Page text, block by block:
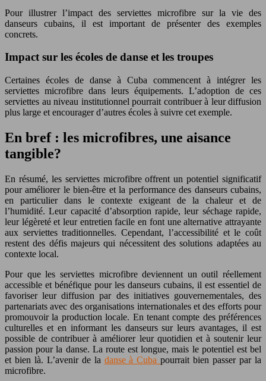
Pour illustrer l’impact des serviettes microfibre sur la vie des
danseurs cubains, il est important de présenter des exemples
concrets.
Impact sur les écoles de danse et les troupes
Certaines écoles de danse à Cuba commencent à intégrer les
serviettes microfibre dans leurs équipements. L’adoption de ces
serviettes au niveau institutionnel pourrait contribuer à leur diffusion
plus large et encourager d’autres écoles à suivre cet exemple.
En bref : les microfibres, une aisance
tangible?
En résumé, les serviettes microfibre offrent un potentiel significatif
pour améliorer le bien-être et la performance des danseurs cubains,
en particulier dans le contexte exigeant de la chaleur et de
l’humidité. Leur capacité d’absorption rapide, leur séchage rapide,
leur légèreté et leur entretien facile en font une alternative attrayante
aux serviettes traditionnelles. Cependant, l’accessibilité et le coût
restent des défis majeurs qui nécessitent des solutions adaptées au
contexte local.
Pour que les serviettes microfibre deviennent un outil réellement
accessible et bénéfique pour les danseurs cubains, il est essentiel de
favoriser leur diffusion par des initiatives gouvernementales, des
partenariats avec des organisations internationales et des efforts pour
promouvoir la production locale. En tenant compte des préférences
culturelles et en informant les danseurs sur leurs avantages, il est
possible de contribuer à améliorer leur quotidien et à soutenir leur
passion pour la danse. La route est longue, mais le potentiel est bel
et bien là. L’avenir de la danse à Cubapourrait bien passer par la
microfibre.